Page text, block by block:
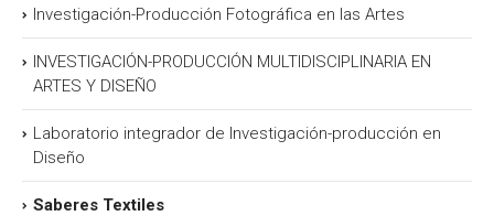
Investigación-Producción Fotográfica en las Artes
INVESTIGACIÓN-PRODUCCIÓN MULTIDISCIPLINARIA EN
ARTES Y DISEÑO
Laboratorio integrador de Investigación-producción en
Diseño
Saberes Textiles